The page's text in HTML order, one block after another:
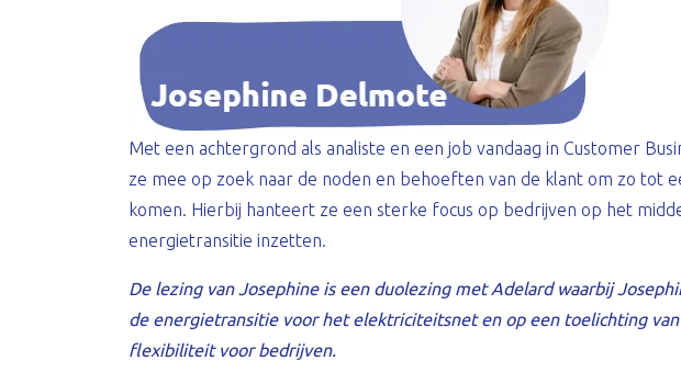
Met een achtergrond als analiste en een job vandaag in Customer
ze mee op zoek naar de noden en behoeften van de klant om zo tot
komen. Hierbij hanteert ze een sterke focus op bedrijven op het
energietransitie inzetten.
De lezing van Josephine is een duolezing met Adelard waarbij
de energietransitie voor het elektriciteitsnet en op een toelichting
flexibiliteit voor bedrijven.